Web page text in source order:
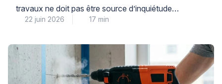
travaux ne doit pas être source d’inquiétude
immédiate : dans la majorité des cas, il s’agit d’une
coulage parfaitement réparable. La première étape
consiste à identifier avec méthode la nature de votre
dalle et l’origine du trou, car cette […]
22 juin 2026 17 min